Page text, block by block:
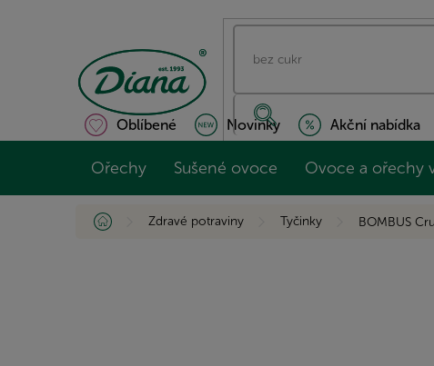
Oblíbené Novinky Akční nabídka
Ořechy Sušené ovoce Ovoce a ořechy
Domů Zdravé potraviny Tyčinky BOMBUS